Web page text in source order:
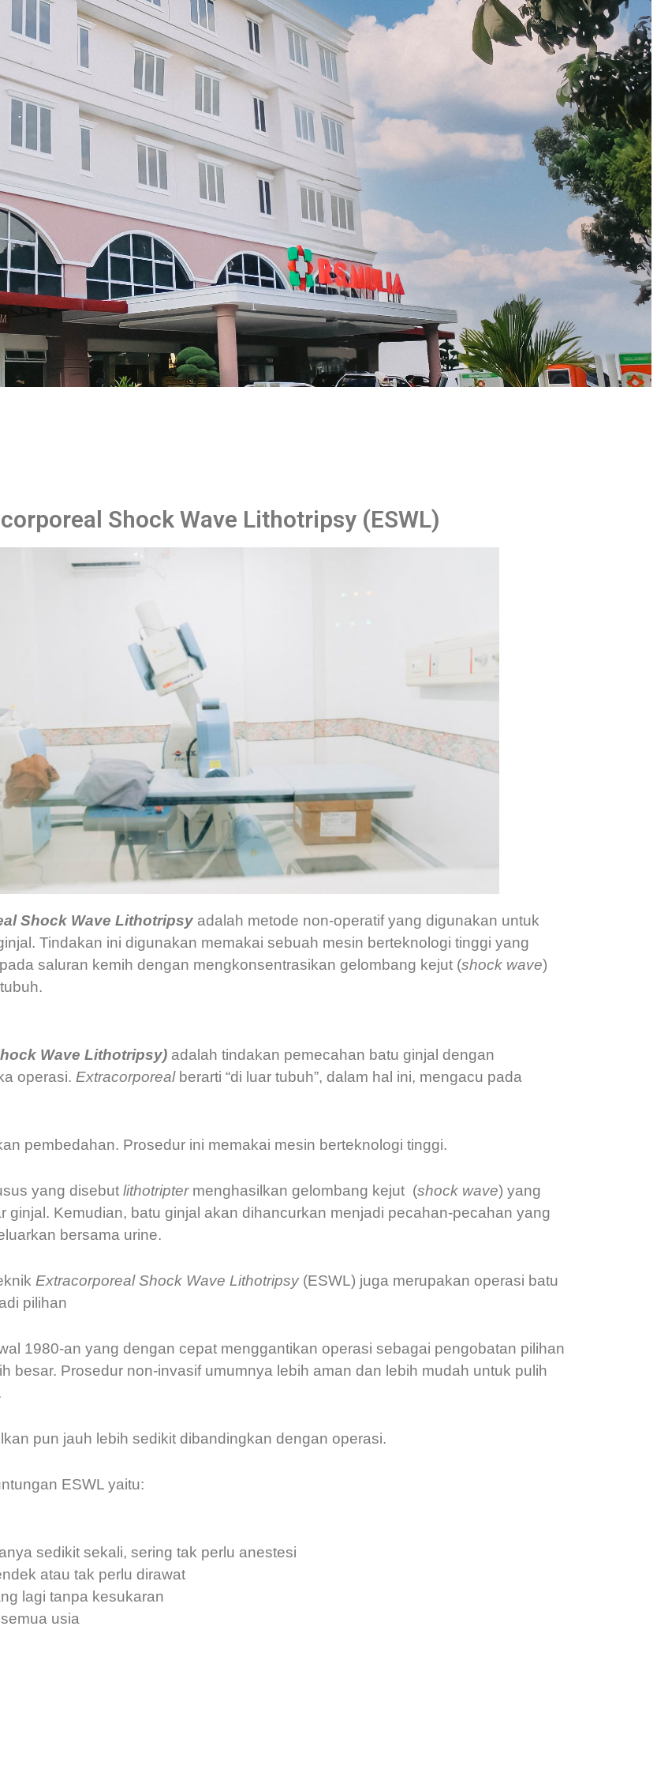
Shock Wave Lithotripsy (ESWL)
Shock Wave Lithotripsy adalah metode non-operatif yang digunakan untuk
Tindakan ini digunakan memakai sebuah mesin berteknologi tinggi yang
saluran kemih dengan mengkonsentrasikan gelombang kejut (shock wave)
Wave Lithotripsy) adalah tindakan pemecahan batu ginjal dengan
operasi. Extracorporeal berarti “di luar tubuh”, dalam hal ini, mengacu pada
pembedahan. Prosedur ini memakai mesin berteknologi tinggi.
yang disebut lithotripter menghasilkan gelombang kejut (shock wave) yang
ginjal. Kemudian, batu ginjal akan dihancurkan menjadi pecahan-pecahan yang
bersama urine.
Extracorporeal Shock Wave Lithotripsy(ESWL) juga merupakan operasi batu
pilihan
1980-an yang dengan cepat menggantikan operasi sebagai pengobatan pilihan
besar. Prosedur non-invasif umumnya lebih aman dan lebih mudah untuk pulih
pun jauh lebih sedikit dibandingkan dengan operasi.
ESWL yaitu:
sedikit sekali, sering tak perlu anestesi
atau tak perlu dirawat
lagi tanpa kesukaran
usia